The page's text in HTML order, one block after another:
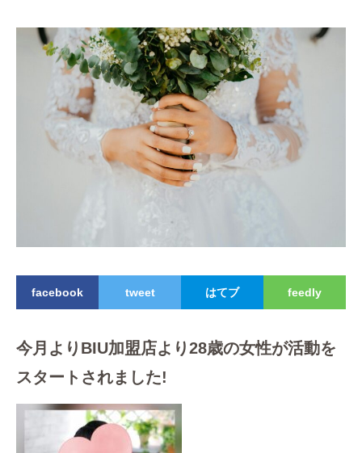
facebook tweet はてブ feedly
今月よりBIU加盟店より28歳の女性が活動を
スタートされました!